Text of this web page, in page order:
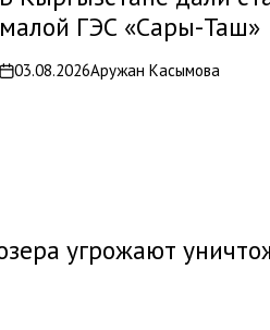
малой ГЭС «Сары-Таш»
on03.08.2026Аружан Касымова
угрожают